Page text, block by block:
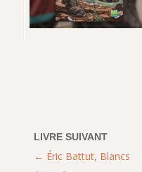
Éric Battut, Blancs